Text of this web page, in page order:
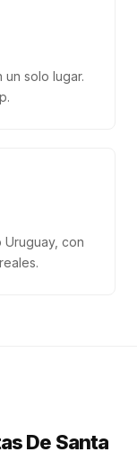
solo lugar.
con
De Santa